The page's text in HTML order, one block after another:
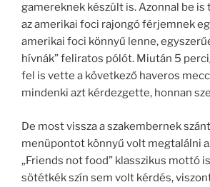
gamereknek készült is. Azonnal be
az amerikai foci rajongó férjemnek
amerikai foci könnyű lenne,
hívnák” feliratos pólót. Miután 5
fel is vette a következő haveros
mindenki azt kérdezgette, honnan
De most vissza a szakembernek
menüpontot könnyű volt megtalálni
„Friends not food” klasszikus mottó
sötétkék szín sem volt kérdés,